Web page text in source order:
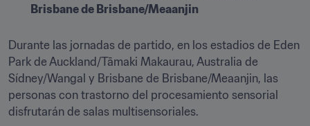
Brisbane de Brisbane/Meaanjin
Durante las jornadas de partido, en los estadios de Eden
Park de Auckland/Tāmaki Makaurau, Australia de
Sídney/Wangal y Brisbane de Brisbane/Meaanjin, las
personas con trastorno del procesamiento sensorial
disfrutarán de salas multisensoriales.